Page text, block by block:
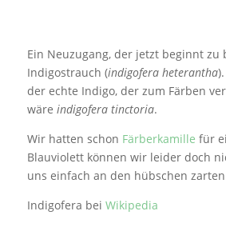
Ein Neuzugang, der jetzt beginnt zu
Indigostrauch (indigofera heterantha
der echte Indigo, der zum Färben
wäre indigofera tinctoria.
Wir hatten schon Färberkamille für
Blauviolett können wir leider doch
uns einfach an den hübschen
Indigofera bei Wikipedia